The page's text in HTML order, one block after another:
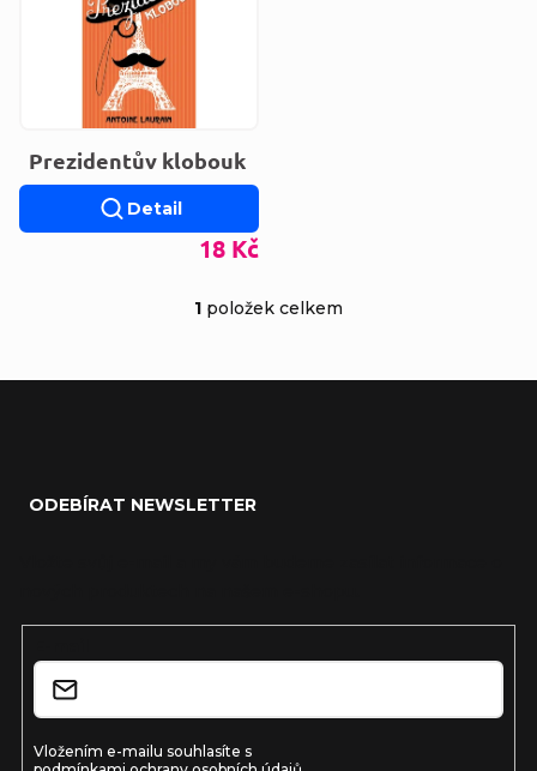
Prezidentův klobouk
18 Kč
Detail
1 položek celkem
ODEBÍRAT NEWSLETTER
Vložením e-mailu souhlasíte s